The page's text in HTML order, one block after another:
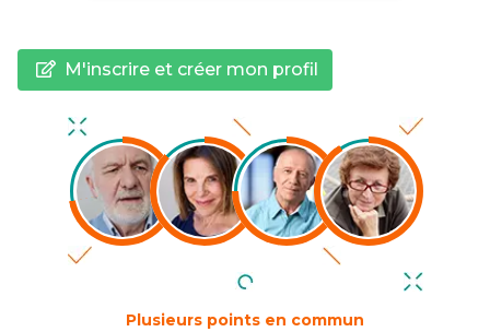
M'inscrire et créer mon profil
Plusieurs points en commun